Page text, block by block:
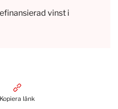
vinst i
Kopiera länk